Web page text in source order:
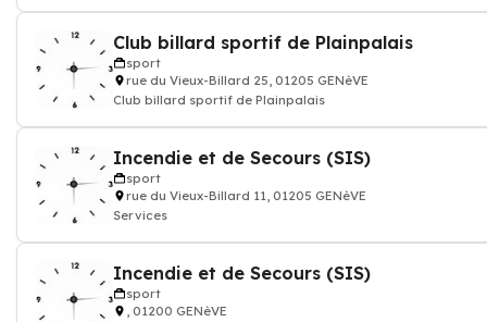
Club billard sportif de Plainpalais
sport
rue du Vieux-Billard 25, 01205 GENèVE
Club billard sportif de Plainpalais
Incendie et de Secours (SIS)
sport
rue du Vieux-Billard 11, 01205 GENèVE
Services
Incendie et de Secours (SIS)
sport
, 01200 GENèVE